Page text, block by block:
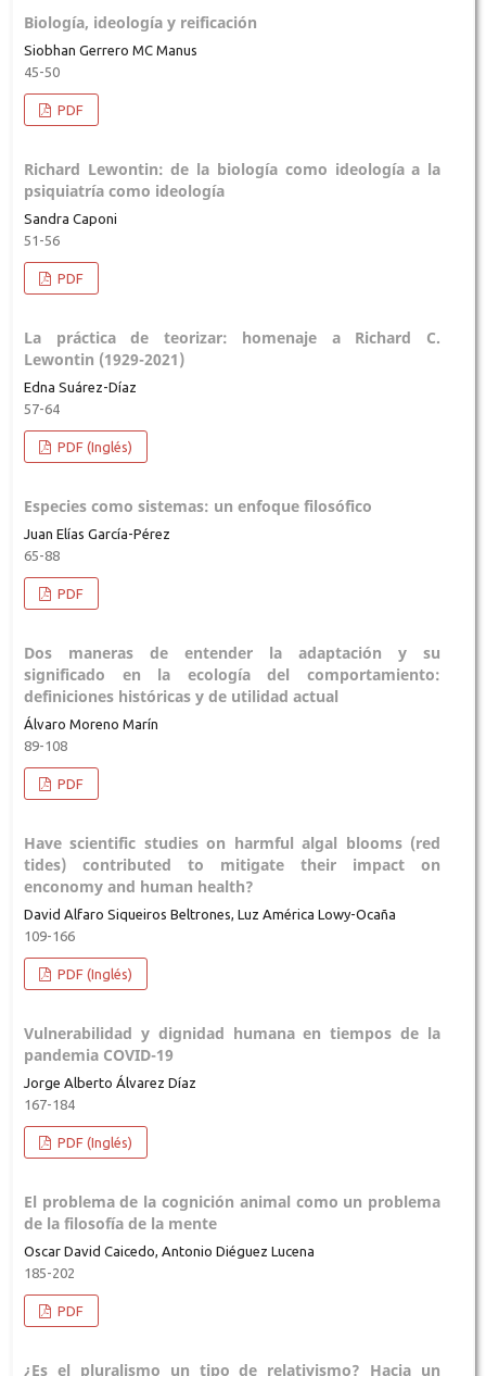
Biología, ideología y reificación
Siobhan Gerrero MC Manus
45-50
PDF
Richard Lewontin: de la biología como ideología a la
psiquiatría como ideología
Sandra Caponi
51-56
PDF
La práctica de teorizar: homenaje a Richard C.
Lewontin (1929-2021)
Edna Suárez-Díaz
57-64
PDF (Inglés)
Especies como sistemas: un enfoque filosófico
Juan Elías García-Pérez
65-88
PDF
Dos maneras de entender la adaptación y su
significado en la ecología del comportamiento:
definiciones históricas y de utilidad actual
Álvaro Moreno Marín
89-108
PDF
Have scientific studies on harmful algal blooms (red
tides) contributed to mitigate their impact on
enconomy and human health?
David Alfaro Siqueiros Beltrones, Luz América Lowy-Ocaña
109-166
PDF (Inglés)
Vulnerabilidad y dignidad humana en tiempos de la
pandemia COVID-19
Jorge Alberto Álvarez Díaz
167-184
PDF (Inglés)
El problema de la cognición animal como un problema
de la filosofía de la mente
Oscar David Caicedo, Antonio Diéguez Lucena
185-202
PDF
¿Es el pluralismo un tipo de relativismo? Hacia un